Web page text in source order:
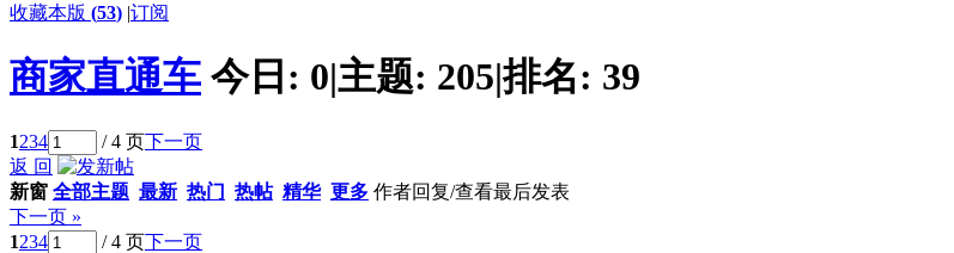
收藏本版 (53) |订阅
商家直通车 今日: 0|主题: 205|排名: 39
1234 / 4 页下一页
返 回
新窗 全部主题 最新 热门 热帖 精华 更多 作者回复/查看最后发表
下一页 »
1234 / 4 页下一页